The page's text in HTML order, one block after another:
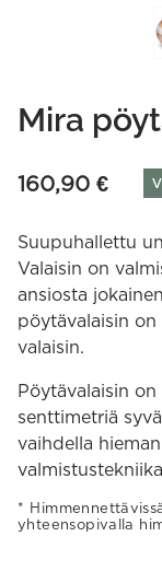
Mira
160,90 €
Suupuhallettu
Valaisin on
ansiosta
pöytävalaisin on
valaisin.
Pöytävalaisin
senttimetriä
vaihdella
yhteensopivalla